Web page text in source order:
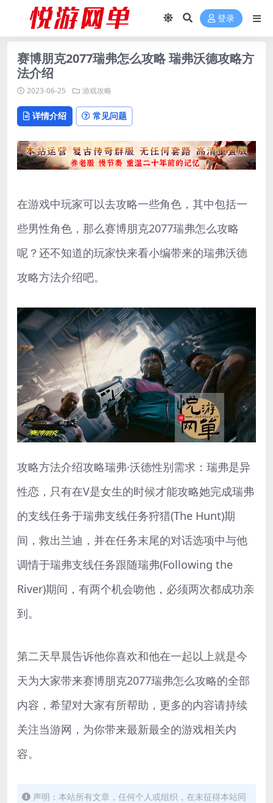
登录
赛博朋克2077瑞弗怎么攻略 瑞弗沃德攻略方
法介绍
2023-06-25 游戏攻略
详情介绍 常见问题
在游戏中玩家可以去攻略一些角色，其中包括一
些男性角色，那么赛博朋克2077瑞弗怎么攻略
呢？还不知道的玩家快来看小编带来的瑞弗沃德
攻略方法介绍吧。
攻略方法介绍攻略瑞弗·沃德性别需求：瑞弗是异
性恋，只有在V是女生的时候才能攻略她完成瑞弗
的支线任务于瑞弗支线任务狩猎(The Hunt)期
间，救出兰迪，并在任务末尾的对话选项中与他
调情于瑞弗支线任务跟随瑞弗(Following the
River)期间，有两个机会吻他，必须两次都成功亲
到。
第二天早晨告诉他你喜欢和他在一起以上就是今
天为大家带来赛博朋克2077瑞弗怎么攻略的全部
内容，希望对大家有所帮助，更多的内容请持续
关注当游网，为你带来最新最全的游戏相关内
容。
声明：本站所有文章，任何个人或组织，在未征得本站同